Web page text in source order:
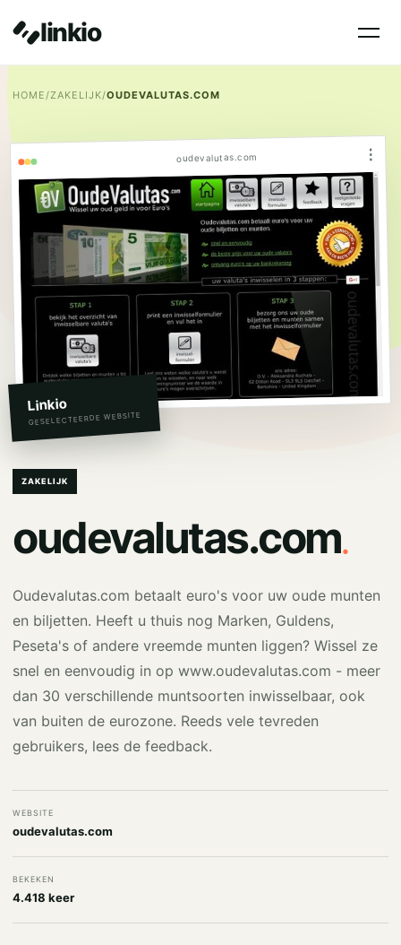
linkio
HOME/ZAKELIJK/OUDEVALUTAS.COM
oudevalutas.com ⋮
Linkio
GESELECTEERDE WEBSITE
ZAKELIJK
oudevalutas.com.
Oudevalutas.com betaalt euro's voor uw oude munten
en biljetten. Heeft u thuis nog Marken, Guldens,
Peseta's of andere vreemde munten liggen? Wissel ze
snel en eenvoudig in op www.oudevalutas.com - meer
dan 30 verschillende muntsoorten inwisselbaar, ook
van buiten de eurozone. Reeds vele tevreden
gebruikers, lees de feedback.
WEBSITE
oudevalutas.com
BEKEKEN
4.418 keer